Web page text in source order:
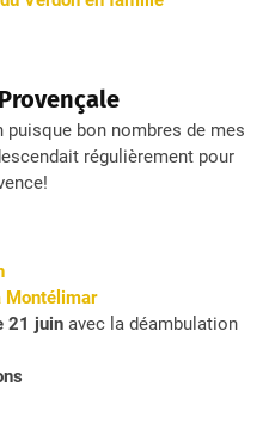
puisque bon nombres de mes
régulièrement pour
Montélimar
21 juin avec la déambulation